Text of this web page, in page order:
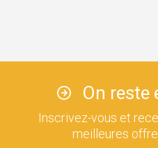
On reste
Inscrivez-vous et
meilleures